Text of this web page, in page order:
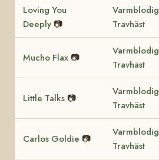
Loving You
Deeply 📷
Varmblodig
Travhäst
Mucho Flax 📷
Varmblodig
Travhäst
Little Talks 📷
Varmblodig
Travhäst
Carlos Goldie 📷
Varmblodig
Travhäst